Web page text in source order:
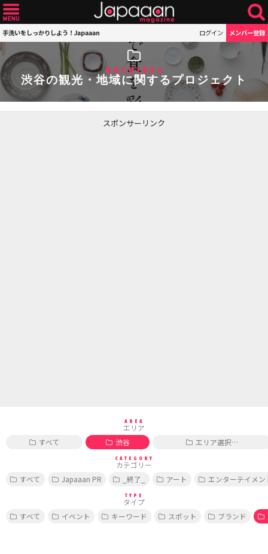
手洗いをしっかりしよう！Japaaan ログイン メンバー登録
ARCHIVES
渋谷の観光・地域に関するプロジェクト
スポンサーリンク
AREA
エリア
すべて
渋谷 エリア選択…
CATEGORY
カテゴリー
すべて
Japaaan PR _終了_ アート エンターテイメン
TYPE
タイプ
すべて
イベント キーワード スポット ブランド